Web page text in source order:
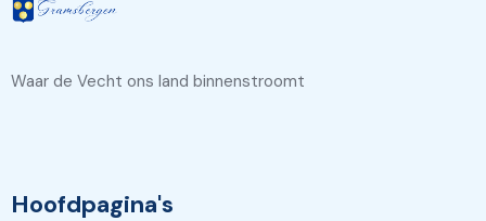
Waar de Vecht ons land binnenstroomt
Hoofdpagina's